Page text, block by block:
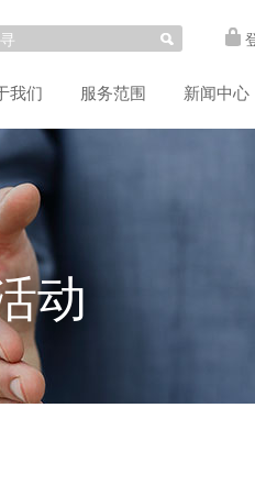
我们 服务范围 新闻中心
动